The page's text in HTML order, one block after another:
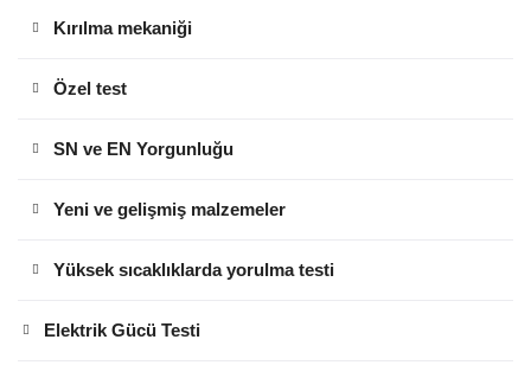
Kırılma mekaniği
Özel test
SN ve EN Yorgunluğu
Yeni ve gelişmiş malzemeler
Yüksek sıcaklıklarda yorulma testi
Elektrik Gücü Testi